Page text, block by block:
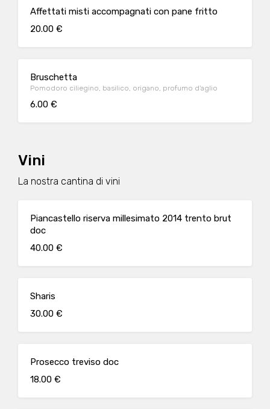
Affettati misti accompagnati con pane fritto
20.00 €
Bruschetta
Pomodoro ciliegino, basilico, origano, profumo d'aglio
6.00 €
Vini
La nostra cantina di vini
Piancastello riserva millesimato 2014 trento brut
doc
40.00 €
Sharis
30.00 €
Prosecco treviso doc
18.00 €